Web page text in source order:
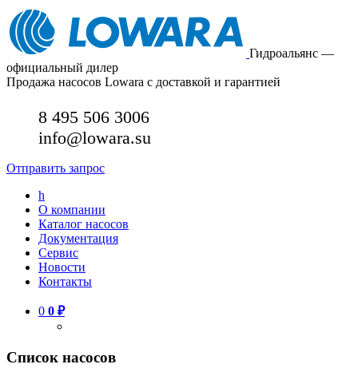
Гидроальянс —
официальный дилер
Продажа насосов Lowara с доставкой и гарантией
8 495 506 3006
info@lowara.su
Отправить запрос
h
О компании
Каталог насосов
Документация
Сервис
Новости
Контакты
0 0 ₽
Список насосов